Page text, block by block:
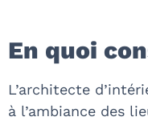
En quoi
L’architecte
à l’ambiance des